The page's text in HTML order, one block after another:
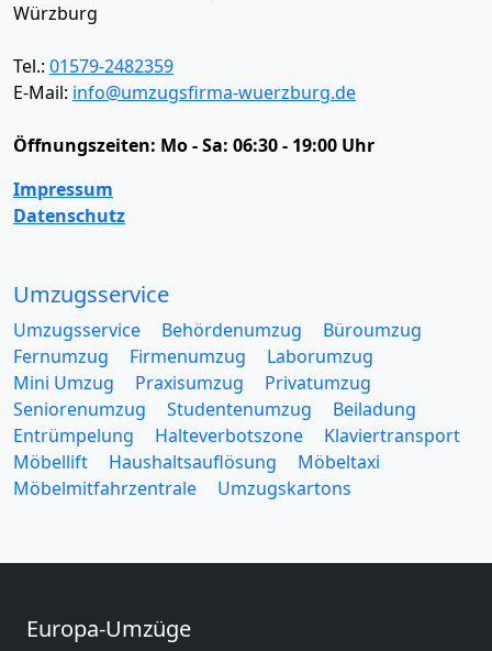
Würzburg
Tel.: 01579-2482359
E-Mail: info@umzugsfirma-wuerzburg.de
Öffnungszeiten: Mo - Sa: 06:30 - 19:00 Uhr
Impressum
Datenschutz
Umzugsservice
Umzugsservice Behördenumzug
Büroumzug
Fernumzug
Firmenumzug
Laborumzug
Mini Umzug
Praxisumzug
Privatumzug
Seniorenumzug
Studentenumzug
Beiladung
Entrümpelung
Halteverbotszone
Klaviertransport
Möbellift
Haushaltsauflösung
Möbeltaxi
Möbelmitfahrzentrale
Umzugskartons
Europa-Umzüge